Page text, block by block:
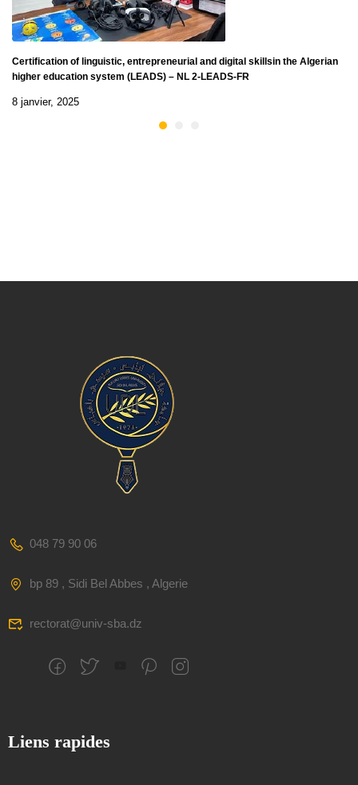
Certification of linguistic, entrepreneurial and digital skillsin the Algerian
higher education system (LEADS) – NL 2-LEADS-FR
8 janvier, 2025
048 79 90 06
bp 89 , Sidi Bel Abbes , Algerie
rectorat@univ-sba.dz
Liens rapides